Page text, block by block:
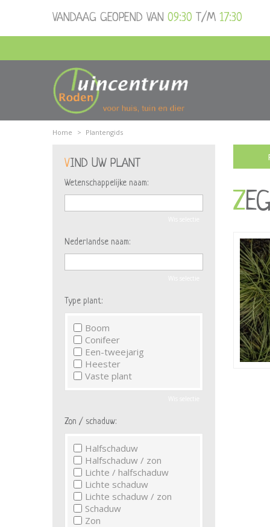
Home > Plantengids
VANDAAG GEOPEND VAN 09:30 T/M 17:30
VIND UW PLANT
Wetenschappelijke naam:
Nederlandse naam:
Type plant:
Boom
Conifeer
Een-tweejarig
Heester
Vaste plant
Zon / schaduw:
Halfschaduw
Halfschaduw / zon
Lichte / halfschaduw
Lichte schaduw
Lichte schaduw / zon
Schaduw
Zon